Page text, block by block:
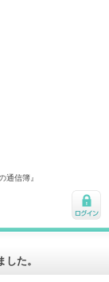
通信簿』
ログ
」 で検索しました。